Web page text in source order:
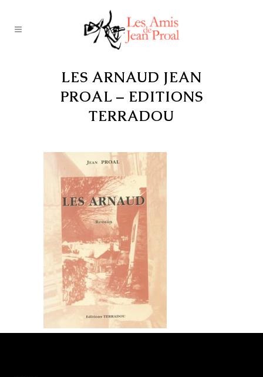
LES ARNAUD JEAN
PROAL – EDITIONS
TERRADOU